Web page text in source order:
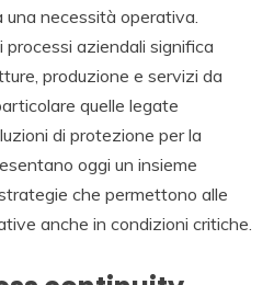
una necessità operativa.
aziendali significa
produzione e servizi da
quelle legate
di protezione per la
oggi un insieme
che permettono alle
anche in condizioni critiche.